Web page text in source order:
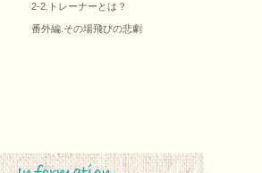
2-2.トレーナーとは？
番外編.その場飛びの悲劇